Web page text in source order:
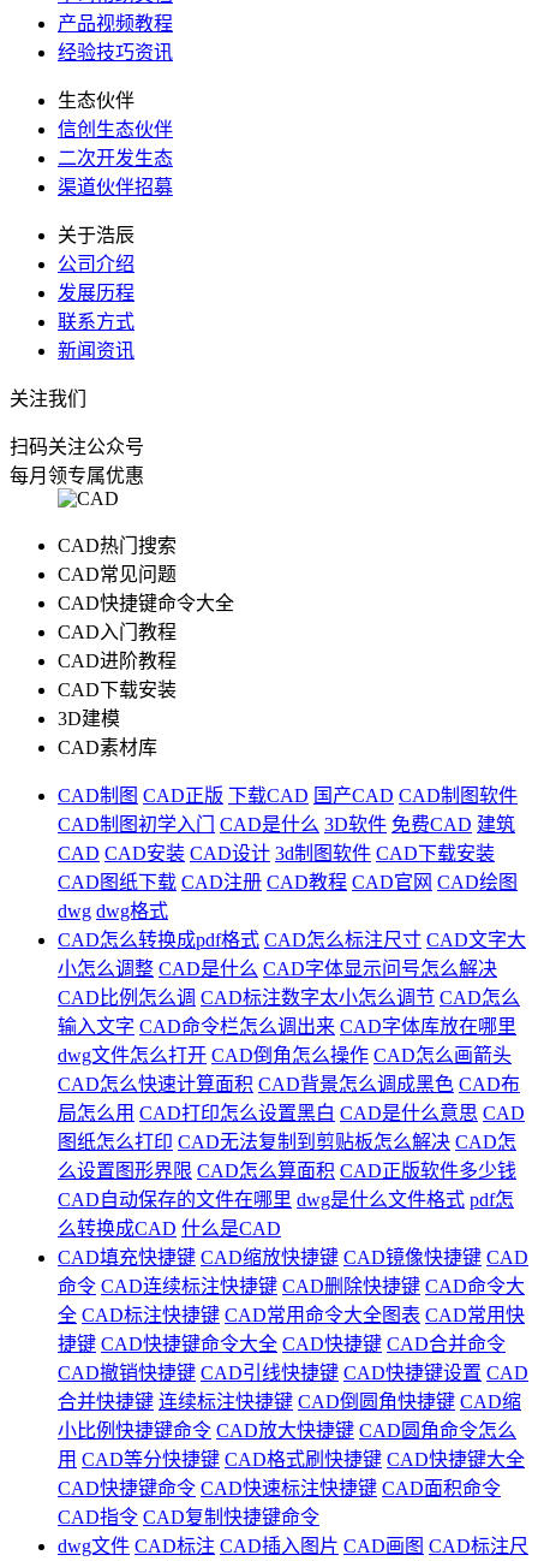
产品视频教程
经验技巧资讯
生态伙伴
信创生态伙伴
二次开发生态
渠道伙伴招募
关于浩辰
公司介绍
发展历程
联系方式
新闻资讯
关注我们
扫码关注公众号
每月领专属优惠
CAD热门搜索
CAD常见问题
CAD快捷键命令大全
CAD入门教程
CAD进阶教程
CAD下载安装
3D建模
CAD素材库
CAD制图 CAD正版 下载CAD 国产CAD CAD制图软件
CAD制图初学入门
CAD是什么 3D软件 免费CAD 建筑
CAD CAD安装 CAD设计 3d制图软件 CAD下载安装
CAD图纸下载 CAD注册 CAD教程 CAD官网 CAD绘图
dwg dwg格式
CAD怎么转换成pdf格式 CAD怎么标注尺寸 CAD文字大
小怎么调整 CAD是什么 CAD字体显示问号怎么解决
CAD比例怎么调 CAD标注数字太小怎么调节 CAD怎么
输入文字 CAD命令栏怎么调出来 CAD字体库放在哪里
dwg文件怎么打开 CAD倒角怎么操作 CAD怎么画箭头
CAD怎么快速计算面积 CAD背景怎么调成黑色 CAD布
局怎么用 CAD打印怎么设置黑白 CAD是什么意思 CAD
图纸怎么打印 CAD无法复制到剪贴板怎么解决 CAD怎
么设置图形界限 CAD怎么算面积 CAD正版软件多少钱
CAD自动保存的文件在哪里 dwg是什么文件格式 pdf怎
么转换成CAD 什么是CAD
CAD填充快捷键 CAD缩放快捷键 CAD镜像快捷键 CAD
命令 CAD连续标注快捷键 CAD删除快捷键 CAD命令大
全 CAD标注快捷键 CAD常用命令大全图表 CAD常用快
捷键 CAD快捷键命令大全 CAD快捷键 CAD合并命令
CAD撤销快捷键 CAD引线快捷键 CAD快捷键设置 CAD
合并快捷键 连续标注快捷键 CAD倒圆角快捷键 CAD缩
小比例快捷键命令 CAD放大快捷键 CAD圆角命令怎么
用 CAD等分快捷键 CAD格式刷快捷键 CAD快捷键大全
CAD快捷键命令 CAD快速标注快捷键 CAD面积命令
CAD指令 CAD复制快捷键命令
dwg文件 CAD标注 CAD插入图片 CAD画图 CAD标注尺